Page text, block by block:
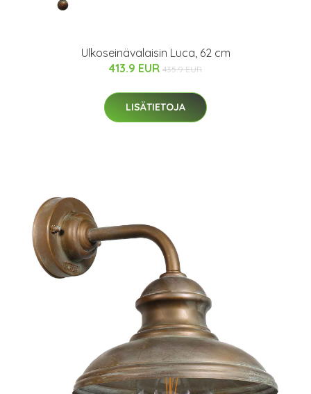
Ulkoseinävalaisin Luca, 62 cm
413.9 EUR 435.9 EUR
LISÄTIETOJA